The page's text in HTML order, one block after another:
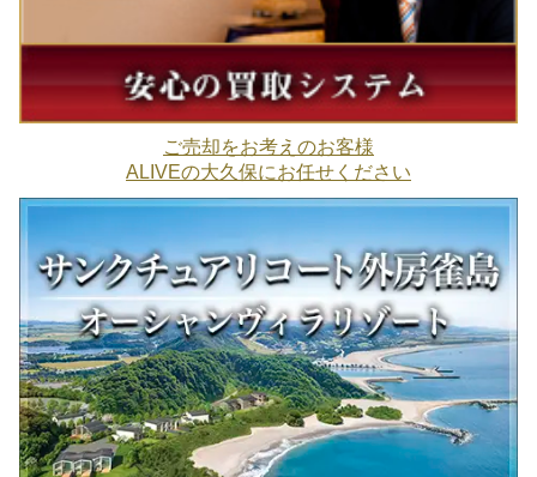
ご売却をお考えのお客様
ALIVEの大久保にお任せください